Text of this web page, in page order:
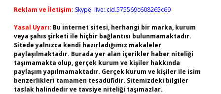
Reklam ve İletişim: Skype: live:.cid.575569c608265c69
Yasal Uyarı: Bu internet sitesi, herhangi bir marka, kurum
veya şahıs şirketi ile hiçbir bağlantısı bulunmamaktadır.
Sitede yalnızca kendi hazırladığımız makaleler
paylaşılmaktadır. Burada yer alan içerikler haber niteliği
taşımamakta olup, gerçek kurum ve kişiler hakkında
paylaşım yapılmamaktadır. Gerçek kurum ve kişiler ile isim
benzerlikleri tamamen tesadüfidir. Sitemizdeki bilgiler
taslak halindedir ve tavsiye niteliği taşımazlar.